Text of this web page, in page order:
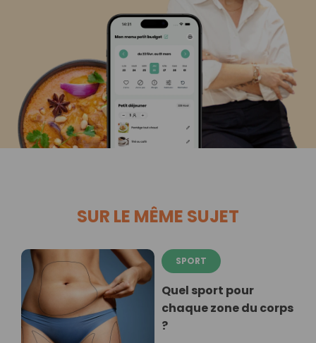
SUR LE MÊME SUJET
SPORT
Quel sport pour
chaque zone du corps
?